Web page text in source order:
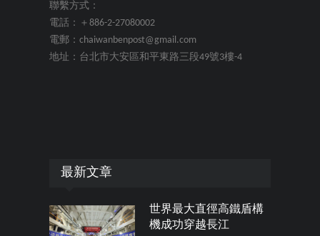
聯繫方式：
電話：＋886-2-27080002
電郵：chaiwanbenpost@gmail.com
地址：台北市大安區和平東路三段49號3樓-4
最新文章
世界最大直徑高鐵盾構
機成功穿越長江